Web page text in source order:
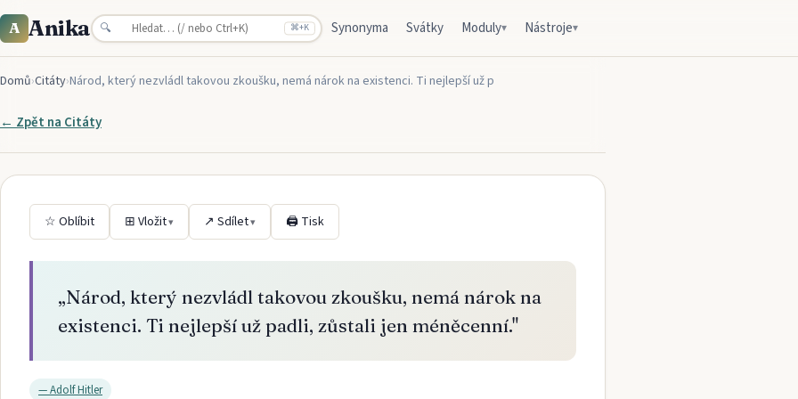
A Anika 🔍 ⌘+K Synonyma Svátky Moduly▾ Nástroje▾
Domů›Citáty›Národ, který nezvládl takovou zkoušku, nemá nárok na existenci. Ti nejlepší už p
← Zpět na Citáty
☆ Oblíbit ⊞ Vložit▾ ↗ Sdílet▾ 🖨 Tisk
„Národ, který nezvládl takovou zkoušku, nemá nárok na
existenci. Ti nejlepší už padli, zůstali jen méněcenní."
—Adolf Hitler